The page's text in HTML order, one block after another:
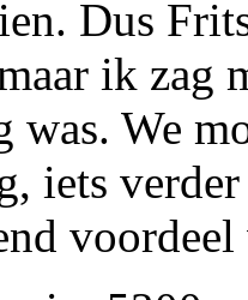
Dus
ik zag
We
iets